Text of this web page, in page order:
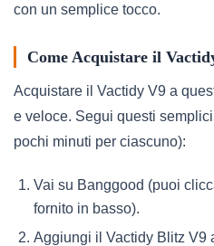
con un semplice tocco.
Come Acquistare il
Acquistare il Vactidy V9 a
e veloce. Segui questi
pochi minuti per ciascuno):
Vai su Banggood (puoi
fornito in basso).
Aggiungi il Vactidy Blitz V9